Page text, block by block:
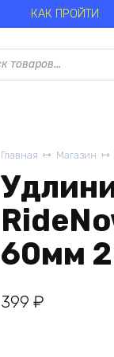
КАК ПРОЙТИ
Главная
Магазин
60мм
399 ₽